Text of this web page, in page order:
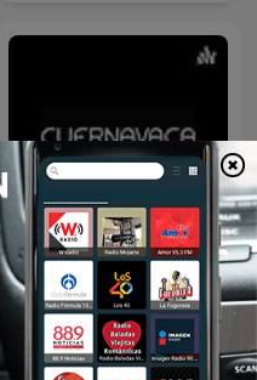
Cuernavaca Life Y Sus
Personajes